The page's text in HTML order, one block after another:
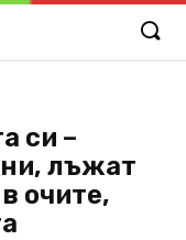
си –
лъжат
очите,